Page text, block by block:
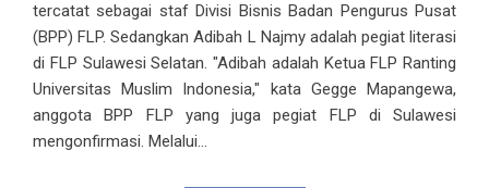
tercatat sebagai staf Divisi Bisnis Badan Pengurus Pusat
(BPP) FLP. Sedangkan Adibah L Najmy adalah pegiat literasi
di FLP Sulawesi Selatan. "Adibah adalah Ketua FLP Ranting
Universitas Muslim Indonesia," kata Gegge Mapangewa,
anggota BPP FLP yang juga pegiat FLP di Sulawesi
mengonfirmasi. Melalui...